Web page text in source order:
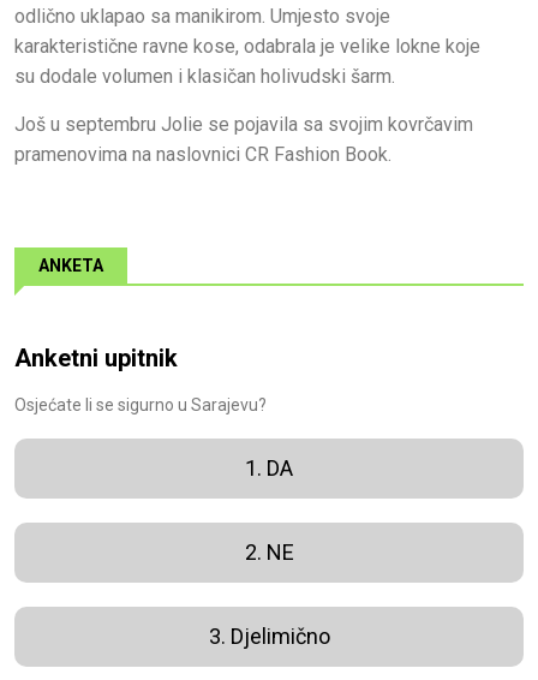
odlično uklapao sa manikirom. Umjesto svoje
karakteristične ravne kose, odabrala je velike lokne koje
su dodale volumen i klasičan holivudski šarm.
Još u septembru Jolie se pojavila sa svojim kovrčavim
pramenovima na naslovnici CR Fashion Book.
ANKETA
Anketni upitnik
Osjećate li se sigurno u Sarajevu?
1. DA
2. NE
3. Djelimično